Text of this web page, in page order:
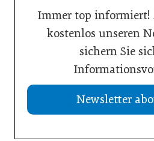
Immer top informiert!
kostenlos unseren
sichern Sie
Newsletter